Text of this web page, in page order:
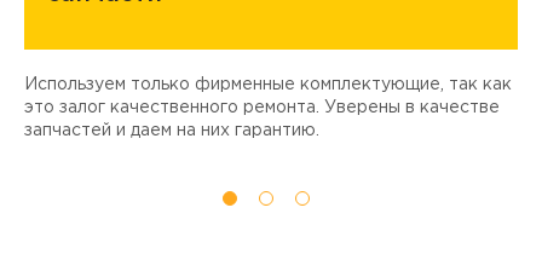
Используем только фирменные комплектующие, так как
это залог качественного ремонта. Уверены в качестве
запчастей и даем на них гарантию.